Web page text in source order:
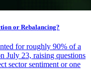
or Rebalancing?
for roughly 90% of a
July 23, raising questions
sector sentiment or one